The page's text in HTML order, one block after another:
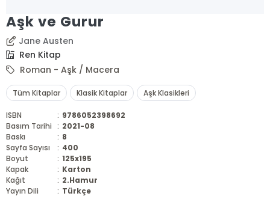
Aşk ve Gurur
Jane Austen
Ren Kitap
Roman - Aşk / Macera
Tüm Kitaplar Klasik Kitaplar Aşk Klasikleri
ISBN : 9786052398692
Basım Tarihi : 2021-08
Baskı
: 8
Sayfa Sayısı
: 400
Boyut
: 125x195
Kapak
: Karton
Kağıt
: 2.Hamur
Yayın Dili
: Türkçe